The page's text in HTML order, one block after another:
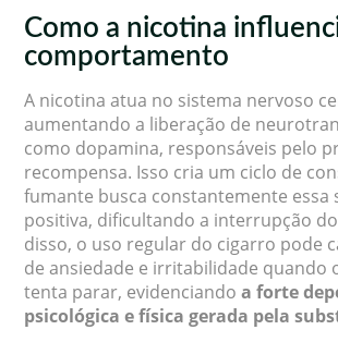
Como a nicotina
comportamento
A nicotina atua no sistema nervoso
aumentando a liberação de
como dopamina, responsáveis pelo
recompensa. Isso cria um ciclo de
fumante busca constantemente essa
positiva, dificultando a interrupção
disso, o uso regular do cigarro pode
de ansiedade e irritabilidade quando
tenta parar, evidenciandoa forte
psicológica e física gerada pela